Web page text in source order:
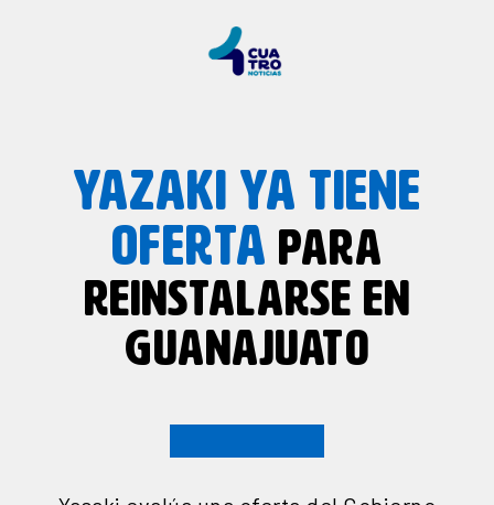
YAZAKI YA TIENE
OFERTA PARA
REINSTALARSE EN
GUANAJUATO